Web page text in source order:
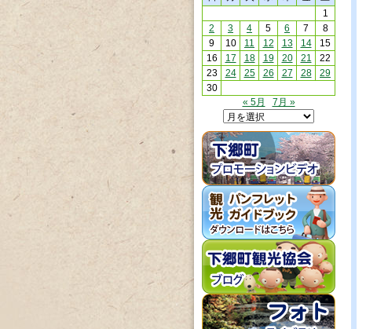
1
2
3 4 5 6 7
8
9
10 11 12 13 14
15
16
17 18 19 20 21
22
23
24 25 26 27 28
29
30
« 5月
7月 »